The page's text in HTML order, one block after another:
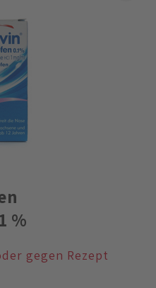
%
gegen Rezept